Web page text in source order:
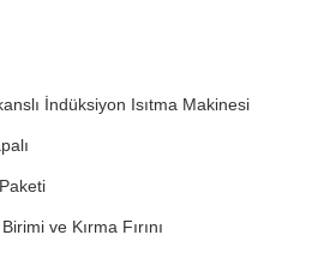
İndüksiyon Isıtma Makinesi
ve Kırma Fırını